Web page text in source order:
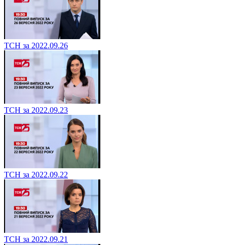
ТСН за 2022.09.26
ТСН за 2022.09.23
ТСН за 2022.09.22
ТСН за 2022.09.21